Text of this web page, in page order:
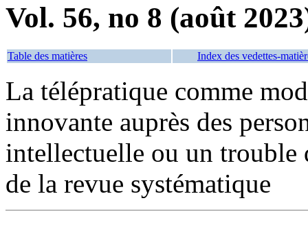
Vol. 56, no 8 (août
Table des matières Index des vedettes-
La télépratique comme
innovante auprès des
intellectuelle ou un trouble
de la revue systématique